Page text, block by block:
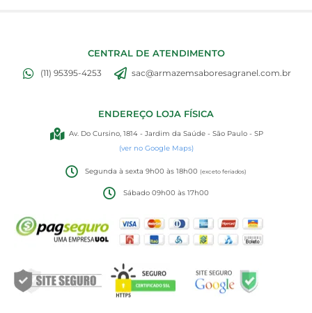
CENTRAL DE ATENDIMENTO
(11) 95395-4253 sac@armazemsaboresagranel.com.br
ENDEREÇO LOJA FÍSICA
Av. Do Cursino, 1814 - Jardim da Saúde - São Paulo - SP
(ver no Google Maps)
Segunda à sexta 9h00 às 18h00(exceto feriados)
Sábado 09h00 às 17h00